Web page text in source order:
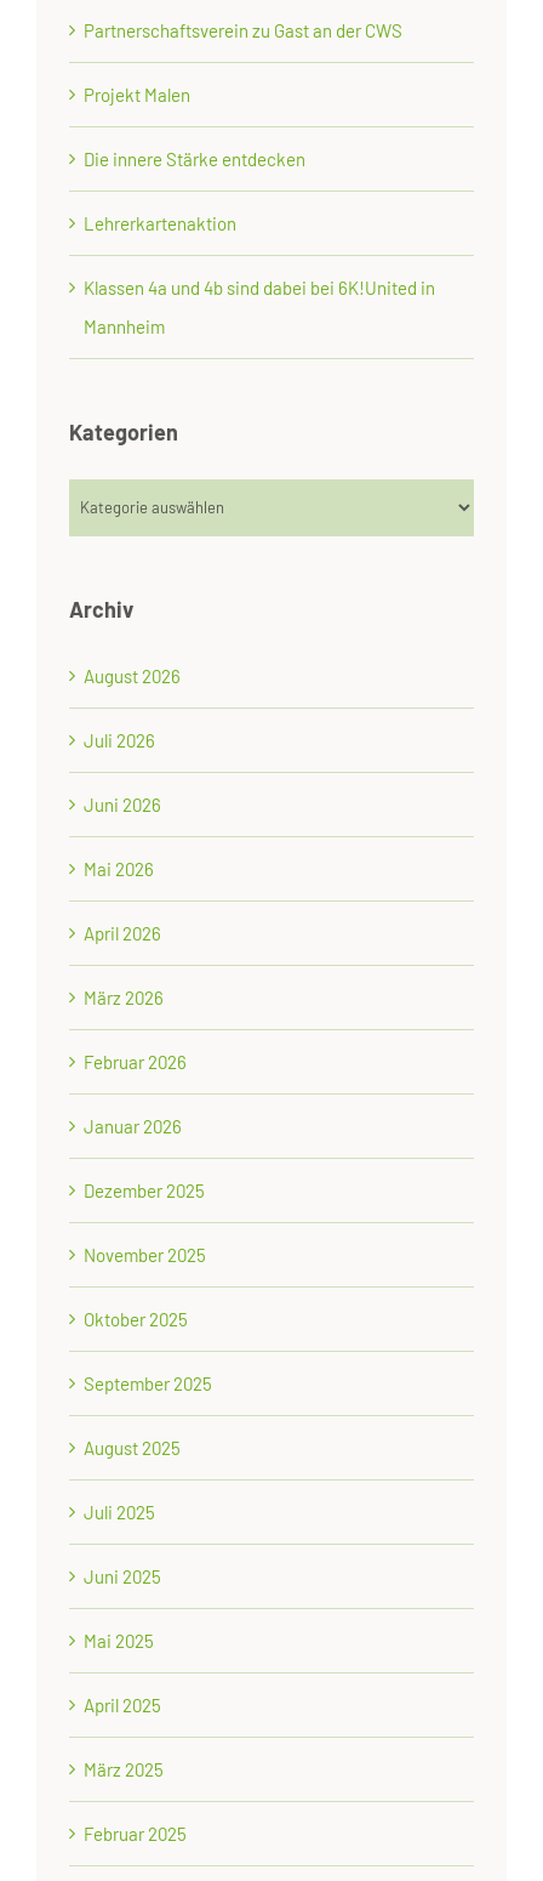
Partnerschaftsverein zu Gast an der CWS
Projekt Malen
Die innere Stärke entdecken
Lehrerkartenaktion
Klassen 4a und 4b sind dabei bei 6K!United in
Mannheim
Kategorien
Kategorien
Archiv
August 2026
Juli 2026
Juni 2026
Mai 2026
April 2026
März 2026
Februar 2026
Januar 2026
Dezember 2025
November 2025
Oktober 2025
September 2025
August 2025
Juli 2025
Juni 2025
Mai 2025
April 2025
März 2025
Februar 2025